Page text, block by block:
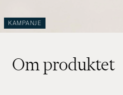
KAMPANJE
Om produktet